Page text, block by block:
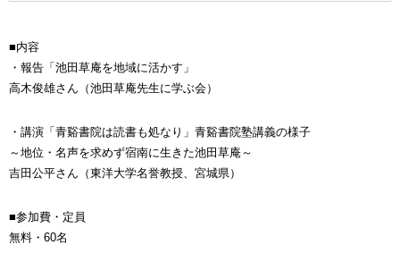
■内容
・報告「池田草庵を地域に活かす」
高木俊雄さん（池田草庵先生に学ぶ会）
・講演「青谿書院は読書も処なり」青谿書院塾講義の様子
～地位・名声を求めず宿南に生きた池田草庵～
吉田公平さん（東洋大学名誉教授、宮城県）
■参加費・定員
無料・60名